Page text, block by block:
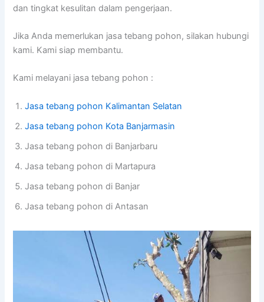
dan tingkat kesulitan dalam pengerjaan.
Jika Anda memerlukan jasa tebang pohon, silakan hubungi
kami. Kami siap membantu.
Kami melayani jasa tebang pohon :
Jasa tebang pohon Kalimantan Selatan
Jasa tebang pohon Kota Banjarmasin
Jasa tebang pohon di Banjarbaru
Jasa tebang pohon di Martapura
Jasa tebang pohon di Banjar
Jasa tebang pohon di Antasan